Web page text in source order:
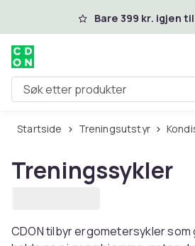
Hopp til hovedinnhold
Bare 399 kr. igjen
Søk etter produkter
Startside Treningsutstyr
Treningssykler
CDON tilbyr ergometersykler som